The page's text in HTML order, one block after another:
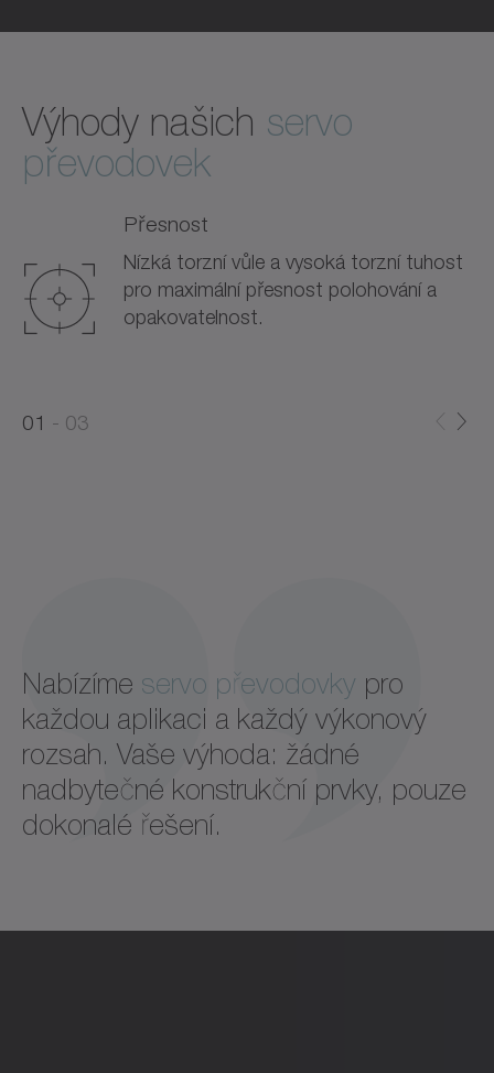
Výhody našich servo
převodovek
Přesnost
Nízká torzní vůle a vysoká torzní tuhost
pro maximální přesnost polohování a
opakovatelnost.
01
03
Nabízíme servo převodovky pro
každou aplikaci a každý výkonový
rozsah. Vaše výhoda: žádné
nadbytečné konstrukční prvky, pouze
dokonalé řešení.